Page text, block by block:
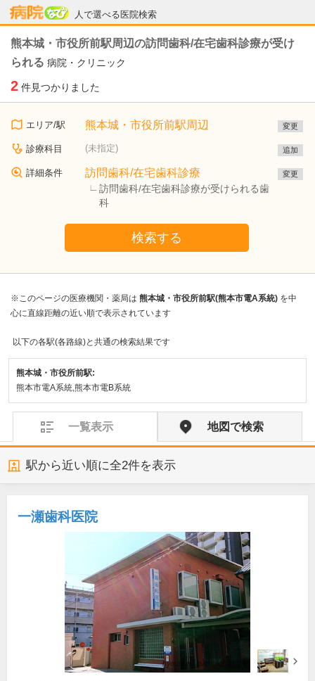
人で選べる医院検索
病院なび
熊本城・市役所前駅周辺の訪問歯科/在宅歯科診療が受け
られる 病院・クリニック
2 件見つかりました
エリア/駅 熊本城・市役所前駅周辺 変更
診療科目 (未指定) 追加
詳細条件 訪問歯科/在宅歯科診療
訪問歯科/在宅歯科診療が受けられる歯
科
変更
検索する
※このページの医療機関・薬局は 熊本城・市役所前駅(熊本市電A系統) を中
心に直線距離の近い順で表示されています
以下の各駅(各路線)と共通の検索結果です
熊本城・市役所前駅:
熊本市電A系統,熊本市電B系統
一覧表示 地図で検索
駅から近い順に全2件を表示
一瀬歯科医院